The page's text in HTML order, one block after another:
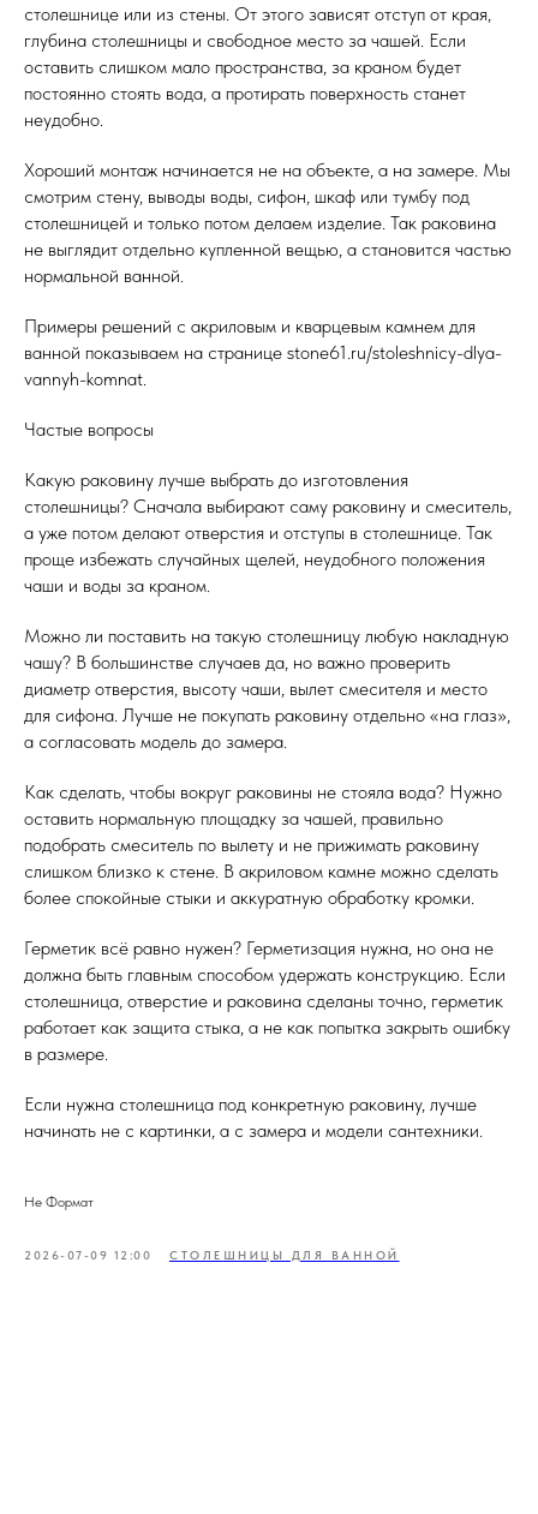
столешнице или из стены. От этого зависят отступ от края,
глубина столешницы и свободное место за чашей. Если
оставить слишком мало пространства, за краном будет
постоянно стоять вода, а протирать поверхность станет
неудобно.
Хороший монтаж начинается не на объекте, а на замере. Мы
смотрим стену, выводы воды, сифон, шкаф или тумбу под
столешницей и только потом делаем изделие. Так раковина
не выглядит отдельно купленной вещью, а становится частью
нормальной ванной.
Примеры решений с акриловым и кварцевым камнем для
ванной показываем на странице stone61.ru/stoleshnicy-dlya-
vannyh-komnat.
Частые вопросы
Какую раковину лучше выбрать до изготовления
столешницы? Сначала выбирают саму раковину и смеситель,
а уже потом делают отверстия и отступы в столешнице. Так
проще избежать случайных щелей, неудобного положения
чаши и воды за краном.
Можно ли поставить на такую столешницу любую накладную
чашу? В большинстве случаев да, но важно проверить
диаметр отверстия, высоту чаши, вылет смесителя и место
для сифона. Лучше не покупать раковину отдельно «на глаз»,
а согласовать модель до замера.
Как сделать, чтобы вокруг раковины не стояла вода? Нужно
оставить нормальную площадку за чашей, правильно
подобрать смеситель по вылету и не прижимать раковину
слишком близко к стене. В акриловом камне можно сделать
более спокойные стыки и аккуратную обработку кромки.
Герметик всё равно нужен? Герметизация нужна, но она не
должна быть главным способом удержать конструкцию. Если
столешница, отверстие и раковина сделаны точно, герметик
работает как защита стыка, а не как попытка закрыть ошибку
в размере.
Если нужна столешница под конкретную раковину, лучше
начинать не с картинки, а с замера и модели сантехники.
Не Формат
2026-07-09 12:00 СТОЛЕШНИЦЫ ДЛЯ ВАННОЙ